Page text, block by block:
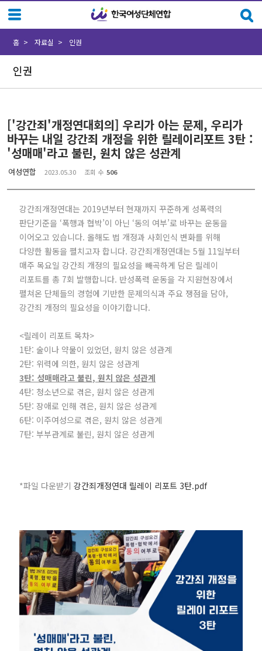
인권
홈 자료실 인권
['강간죄'개정연대회의] 우리가 아는 문제, 우리가
바꾸는 내일 강간죄 개정을 위한 릴레이리포트 3탄 :
'성매매'라고 불린, 원치 않은 성관계
여성연합 2023.05.30 조회 수 506
강간죄개정연대는 2019년부터 현재까지 꾸준하게 성폭력의
판단기준을 ‘폭행과 협박’이 아닌 ‘동의 여부’로 바꾸는 운동을
이어오고 있습니다. 올해도 법 개정과 사회인식 변화를 위해
다양한 활동을 펼치고자 합니다. 강간죄개정연대는 5월 11일부터
매주 목요일 강간죄 개정의 필요성을 빼곡하게 담은 릴레이
리포트를 총 7회 발행합니다. 반성폭력 운동을 각 지원현장에서
펼쳐온 단체들의 경험에 기반한 문제의식과 주요 쟁점을 담아,
강간죄 개정의 필요성을 이야기합니다.
<릴레이 리포트 목차>
1탄: 술이나 약물이 있었던, 원치 않은 성관계
2탄: 위력에 의한, 원치 않은 성관계
3탄: 성매매라고 불린, 원치 않은 성관계
4탄: 청소년으로 겪은, 원치 않은 성관계
5탄: 장애로 인해 겪은, 원치 않은 성관계
6탄: 이주여성으로 겪은, 원치 않은 성관계
7탄: 부부관계로 불린, 원치 않은 성관계
*파일 다운받기강간죄개정연대 릴레이 리포트 3탄.pdf